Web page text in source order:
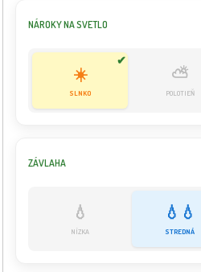
NÁROKY NA SVETLO
✔
☀️
SLNKO
⛅
POLOTIEŇ
ZÁVLAHA
💧
NÍZKA
💧💧
STREDNÁ